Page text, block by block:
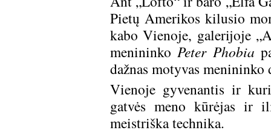
Pietų Amerikos kilusio
kabo Vienoje, galerijoje
menininkoPeter Phobia
dažnas motyvas menininko
Vienoje gyvenantis ir
gatvės meno kūrėjas ir
meistriška technika.